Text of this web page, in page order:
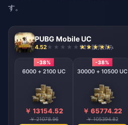
す。
PUBG Mobile UC
4.52 929 販売済み
-38%
6000 + 2100 UC
￥ 13154.52
￥ 21078.96
-38%
30000 + 10500 UC
￥ 65774.22
￥ 105394.82